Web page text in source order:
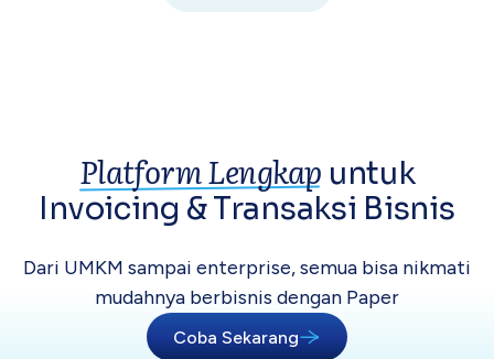
Platform Lengkap untuk
Invoicing &Transaksi Bisnis
Dari UMKM sampai enterprise, semua bisa nikmati
mudahnya berbisnis dengan Paper
Coba Sekarang